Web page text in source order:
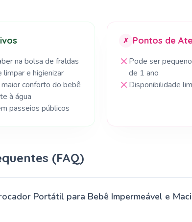
na bolsa de fraldas
limpar e higienizar
conforto do bebê
à água
passeios públicos
✗ Pontos de
Pode ser
de 1 ano
Disponibilidade
(FAQ)
Portátil para Bebê Impermeável e